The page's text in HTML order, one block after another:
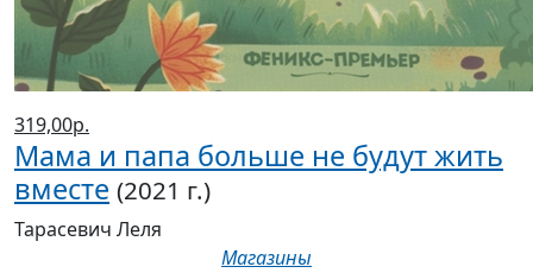
319,00р.
Мама и папа больше не будут жить
вместе (2021 г.)
Тарасевич Леля
Магазины